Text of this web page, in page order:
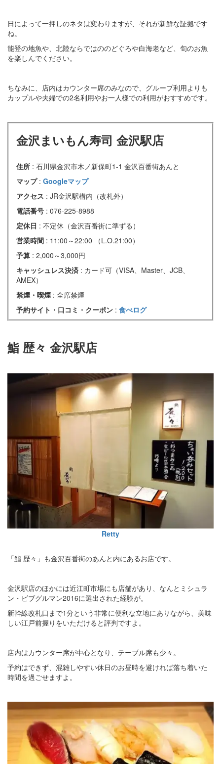
日によって一押しのネタは変わりますが、それが新鮮な証拠です
ね。
能登の地魚や、北陸ならではののどぐろや白海老など、旬のお魚
を楽しんでください。
ちなみに、店内はカウンター席のみなので、グループ利用よりも
カップルや夫婦での2名利用やお一人様での利用がおすすめです。
金沢まいもん寿司 金沢駅店
住所 : 石川県金沢市木ノ新保町1-1 金沢百番街あんと
マップ : Googleマップ
アクセス : JR金沢駅構内（改札外）
電話番号 : 076-225-8988
定休日 : 不定休（金沢百番街に準ずる）
営業時間 : 11:00～22:00 （L.O.21:00）
予算 : 2,000～3,000円
キャッシュレス決済 : カード可（VISA、Master、JCB、
AMEX）
禁煙・喫煙 : 全席禁煙
予約サイト・口コミ・クーポン : 食べログ
鮨 歴々 金沢駅店
Retty
「鮨 歴々」も金沢百番街のあんと内にあるお店です。
金沢駅店のほかには近江町市場にも店舗があり、なんとミシュラ
ン・ビブグルマン2016に選出された経験が。
新幹線改札口まで1分という非常に便利な立地にありながら、美味
しい江戸前握りをいただけると評判ですよ。
店内はカウンター席が中心となり、テーブル席も少々。
予約はできず、混雑しやすい休日のお昼時を避ければ落ち着いた
時間を過ごせますよ。